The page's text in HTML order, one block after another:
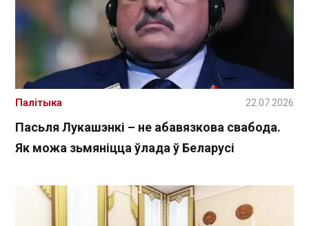
Пасьля Лукашэнкі – не абавязкова свабода.
Як можа зьмяніцца ўлада ў Беларусі
Палітыка 22.07.2026